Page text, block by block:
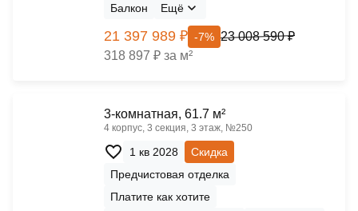
Балкон
Ещё
21 397 989 ₽ -7% 23 008 590 ₽
318 897 ₽ за м²
3-комнатная, 61.7 м²
4 корпус, 3 секция, 3 этаж, №250
1 кв 2028
Скидка
Предчистовая отделка
Платите как хотите